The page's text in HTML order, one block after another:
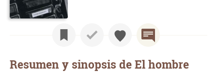
Resumen y sinopsis de El hombre